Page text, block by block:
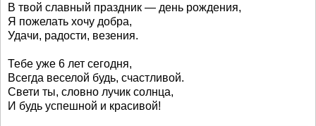
В твой славный праздник — день рождения,
Я пожелать хочу добра,
Удачи, радости, везения.
Тебе уже 6 лет сегодня,
Всегда веселой будь, счастливой.
Свети ты, словно лучик солнца,
И будь успешной и красивой!